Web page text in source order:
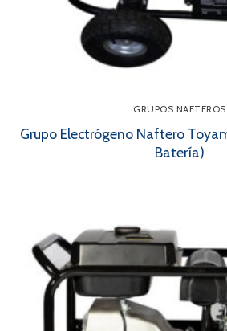
GRUPOS NAFTEROS
Grupo Electrógeno Naftero
Batería)